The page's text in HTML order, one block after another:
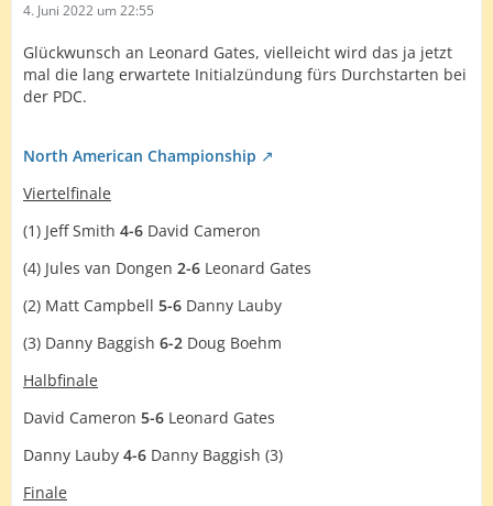
4. Juni 2022 um 22:55
Glückwunsch an Leonard Gates, vielleicht wird das ja jetzt
mal die lang erwartete Initialzündung fürs Durchstarten bei
der PDC.
North American Championship
Viertelfinale
(1) Jeff Smith 4-6 David Cameron
(4) Jules van Dongen 2-6 Leonard Gates
(2) Matt Campbell 5-6 Danny Lauby
(3) Danny Baggish 6-2 Doug Boehm
Halbfinale
David Cameron 5-6 Leonard Gates
Danny Lauby 4-6 Danny Baggish (3)
Finale